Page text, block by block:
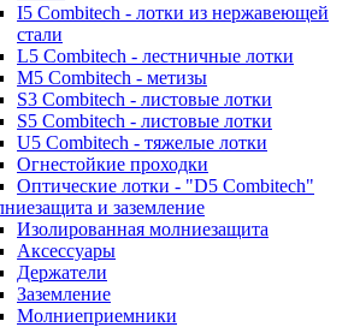
I5 Combitech - лотки из нержавеющей
стали
L5 Combitech - лестничные лотки
M5 Combitech - метизы
S3 Combitech - листовые лотки
S5 Combitech - листовые лотки
U5 Combitech - тяжелые лотки
Огнестойкие проходки
Оптические лотки - "D5 Combitech"
и заземление
Изолированная молниезащита
Аксессуары
Держатели
Заземление
Молниеприемники